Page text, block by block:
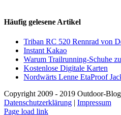
Häufig gelesene Artikel
Triban RC 520 Rennrad von
Instant Kakao
Warum Trailrunning-Schuhe
Kostenlose Digitale Karten
Nordwärts Lenne EtaProof
Copyright 2009 - 2019 Outdoor-
Datenschutzerklärung | Impressum
Facebook
Instagram
X
Rss
Page load link